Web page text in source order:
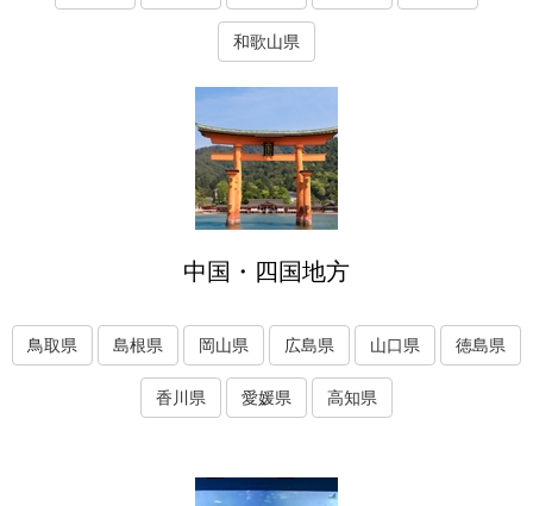
和歌山県
中国・四国地方
鳥取県 島根県 岡山県 広島県 山口県 徳島県
香川県 愛媛県 高知県